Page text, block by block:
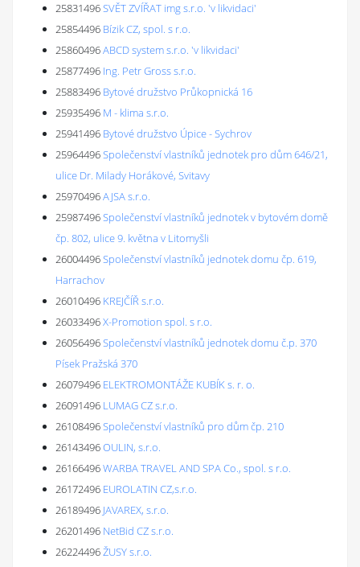
25831496SVĚT ZVÍŘAT img s.r.o. 'v likvidaci'
25854496 Bízik CZ, spol. s r.o.
25860496ABCD system s.r.o. 'v likvidaci'
25877496 Ing. Petr Gross s.r.o.
25883496 Bytové družstvo Průkopnická 16
25935496 M - klima s.r.o.
25941496 Bytové družstvo Úpice - Sychrov
25964496Společenství vlastníků jednotek pro dům 646/21,
ulice Dr. Milady Horákové, Svitavy
25970496AJSA s.r.o.
25987496Společenství vlastníků jednotek v bytovém domě
čp. 802, ulice 9. května v Litomyšli
26004496Společenství vlastníků jednotek domu čp. 619,
Harrachov
26010496 KREJČÍŘ s.r.o.
26033496X-Promotion spol. s r.o.
26056496Společenství vlastníků jednotek domu č.p. 370
Písek Pražská 370
26079496 ELEKTROMONTÁŽE KUBÍK s. r. o.
26091496 LUMAG CZ s.r.o.
26108496Společenství vlastníků pro dům čp. 210
26143496OULIN, s.r.o.
26166496WARBA TRAVEL AND SPA Co., spol. s r.o.
26172496 EUROLATIN CZ,s.r.o.
26189496 JAVAREX, s.r.o.
26201496 NetBid CZ s.r.o.
26224496ŽUSY s.r.o.